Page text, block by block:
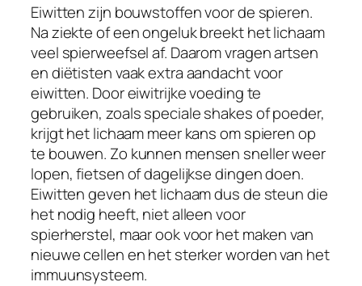
Eiwitten zijn bouwstoffen voor de spieren.
Na ziekte of een ongeluk breekt het lichaam
veel spierweefsel af. Daarom vragen artsen
en diëtisten vaak extra aandacht voor
eiwitten. Door eiwitrijke voeding te
gebruiken, zoals speciale shakes of poeder,
krijgt het lichaam meer kans om spieren op
te bouwen. Zo kunnen mensen sneller weer
lopen, fietsen of dagelijkse dingen doen.
Eiwitten geven het lichaam dus de steun die
het nodig heeft, niet alleen voor
spierherstel, maar ook voor het maken van
nieuwe cellen en het sterker worden van het
immuunsysteem.